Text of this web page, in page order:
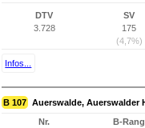
DTV
3.728
SV
175
(4,7%)
Infos...
B 107 Auerswalde, Auerswalder
Nr.
B-Rang